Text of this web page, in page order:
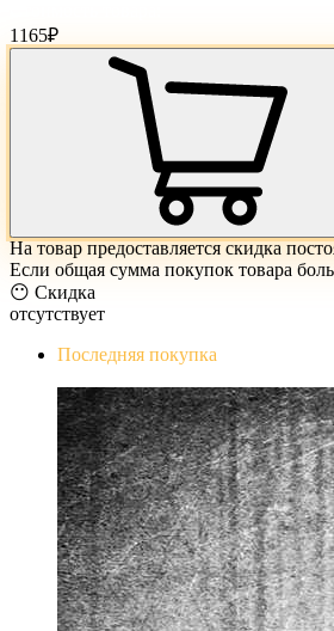
1165₽
На товар предоставляется скидка
Если общая сумма покупок товара
😶 Скидка
отсутствует
Последняя покупка